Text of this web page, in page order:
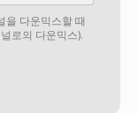
을 다운믹스할 때
로의 다운믹스).